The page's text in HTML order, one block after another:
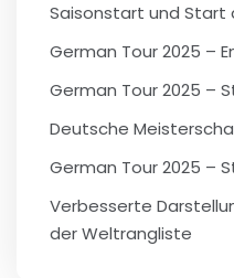
Saisonstart und Start
German Tour 2025 –
German Tour 2025 –
Deutsche
German Tour 2025 –
Verbesserte
der Weltrangliste